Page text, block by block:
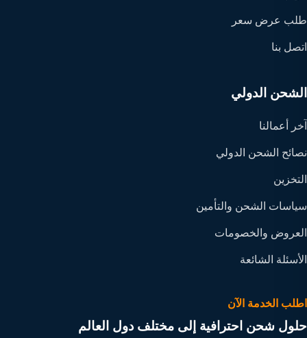
طلب عرض سعر
اتصل بنا
الشحن الدولي
آخر أعمالنا
نصائح الشحن الدولي
التخزين
سياسات الشحن والتأمين
العروض والخصومات
الأسئلة الشائعة
اطلب الخدمة الآن
حلول شحن احترافية إلى مختلف دول العالم